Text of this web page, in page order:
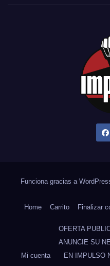
Funciona gracias a
Home Carrito Finalizar
Mi cuenta
OFERTA
ANUNCIE SU
EN IMPULSO